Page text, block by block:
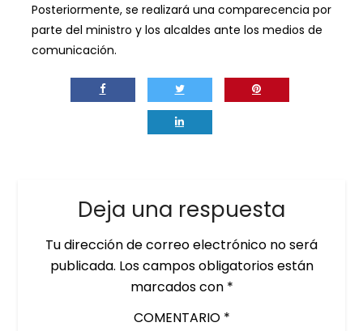
Posteriormente, se realizará una comparecencia por
parte del ministro y los alcaldes ante los medios de
comunicación.
Deja una respuesta
Tu dirección de correo electrónico no será
publicada. Los campos obligatorios están
marcados con *
COMENTARIO *